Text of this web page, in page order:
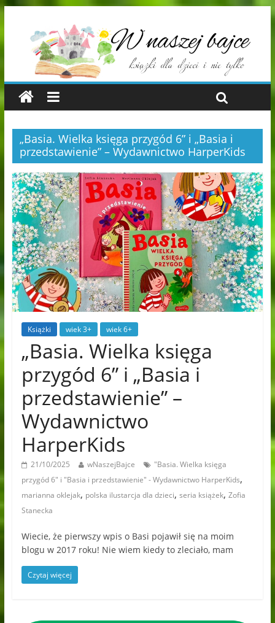
„Basia. Wielka księga przygód 6” i „Basia i
przedstawienie” – Wydawnictwo HarperKids
Książki wiek 3+ wiek 6+
„Basia. Wielka księga
przygód 6” i „Basia i
przedstawienie” –
Wydawnictwo
HarperKids
21/10/2025 wNaszejBajce
"Basia. Wielka księga
przygód 6" i "Basia i przedstawienie" - Wydawnictwo HarperKids,
marianna oklejak, polska ilustarcja dla dzieci, seria książek, Zofia
Stanecka
Wiecie, że pierwszy wpis o Basi pojawił się na moim
blogu w 2017 roku! Nie wiem kiedy to zleciało, mam
Czytaj więcej